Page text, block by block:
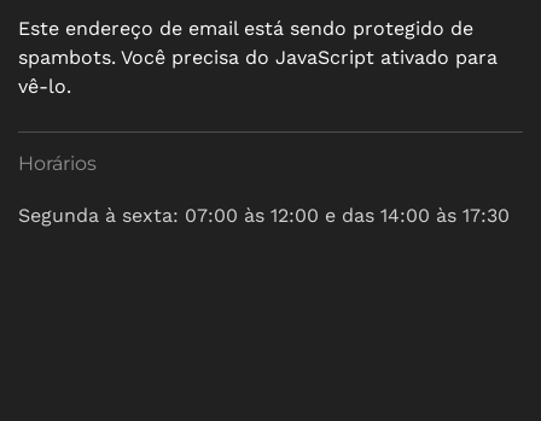
Este endereço de email está sendo protegido de
spambots. Você precisa do JavaScript ativado para
vê-lo.
Horários
Segunda à sexta: 07:00 às 12:00 e das 14:00 às 17:30